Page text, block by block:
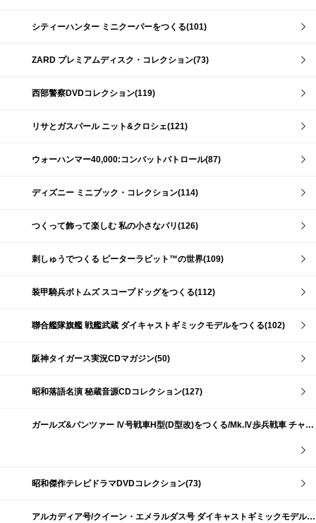
シティーハンター ミニクーパーをつくる(101)
ZARD プレミアムディスク・コレクション(73)
西部警察DVDコレクション(119)
リサとガスパール ニット&クロシェ(121)
ウォーハンマー40,000:コンバットパトロール(87)
ディズニー ミニブック・コレクション(114)
つくって飾って楽しむ 私の小さなパリ(126)
刺しゅうでつくる ピーターラビット™の世界(109)
装甲騎兵ボトムズ スコープドッグをつくる(112)
聯合艦隊旗艦 戦艦武蔵 ダイキャストギミックモデルをつくる(102)
阪神タイガース実況CDマガジン(50)
昭和落語名演 秘蔵音源CDコレクション(127)
ガールズ&パンツァー Ⅳ号戦車H型(D型改)をつくる/Mk.Ⅳ歩兵戦車 チャーチルMk.Ⅶをつくる(191)
昭和傑作テレビドラマDVDコレクション(73)
アルカディア号/クイーン・エメラルダス号 ダイキャストギミックモデルをつくる(159)